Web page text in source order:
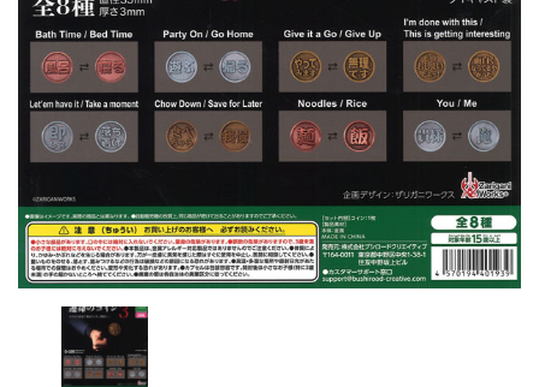
レンタル
景品・玩具・文具
販促用カプセルトイ
よくあるご質問